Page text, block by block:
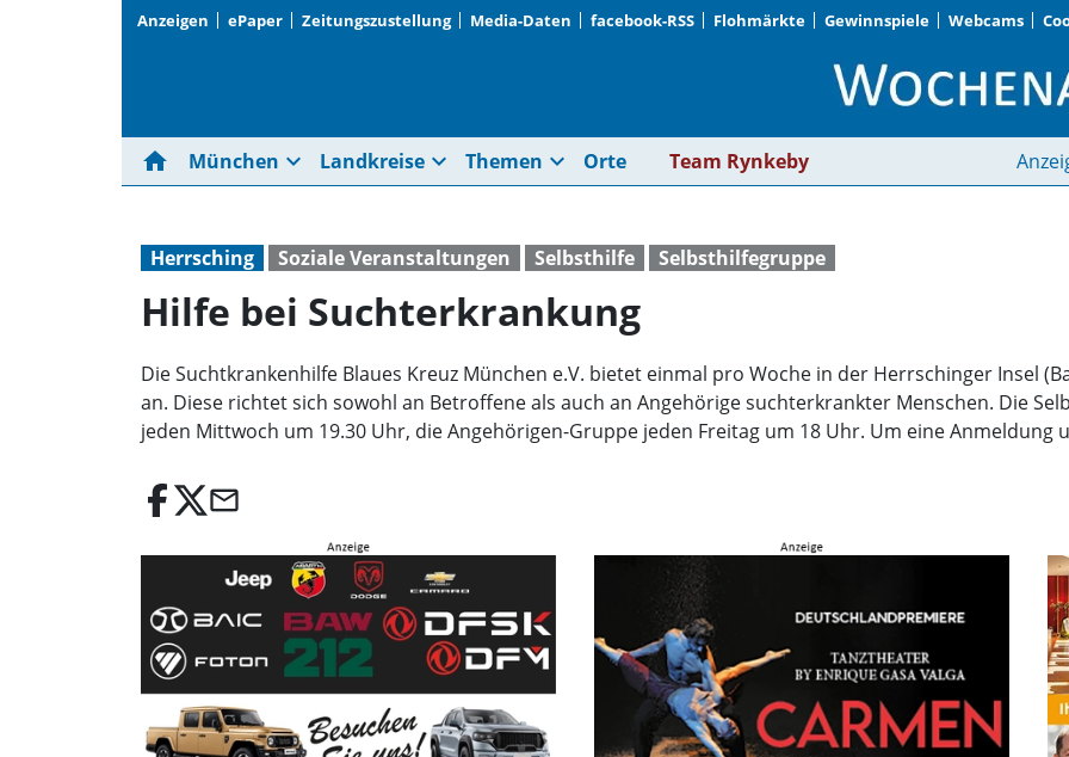
Anzeigen ePaper Zeitungszustellung Media-Daten facebook-RSS Flohmärkte Gewinnspiele Webcams
Hilfe bei
home München expand_more Landkreise expand_more Themen expand_more Orte Team Rynkeby
Herrsching Soziale Veranstaltungen Selbsthilfe Selbsthilfegruppe
Hilfe bei Suchterkrankung
Die Suchtkrankenhilfe Blaues Kreuz München e.V. bietet einmal pro Woche in der Herrschinger Insel
an. Diese richtet sich sowohl an Betroffene als auch an Angehörige suchterkrankter Menschen. Die
jeden Mittwoch um 19.30 Uhr, die Angehörigen-Gruppe jeden Freitag um 18 Uhr. Um eine Anmeldung
email